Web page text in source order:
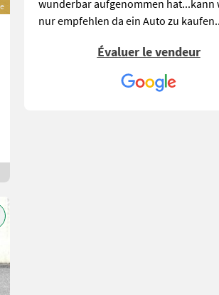
wunderbar aufgenommen hat...kann
nur empfehlen da ein Auto zu
viele Leute..Gutes Essen..Autos...vor
interessant...Vergnügungspark...ein
Évaluer le vendeur